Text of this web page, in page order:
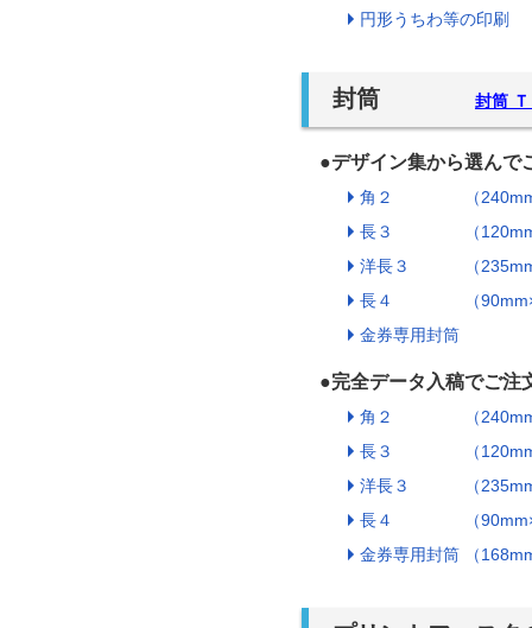
円形うちわ等の印刷
封筒 封筒
●デザイン集から選んで
角２ （
長３ （
洋長３ （
長４ （
金券専用封筒
●完全データ入稿でご注
角２ （
長３ （
洋長３ （
長４ （
金券専用封筒 （